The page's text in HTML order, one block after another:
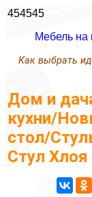
454545
Мебель на
Как выбрать
Дом и
кухни/
стол/
Стул Хлоя